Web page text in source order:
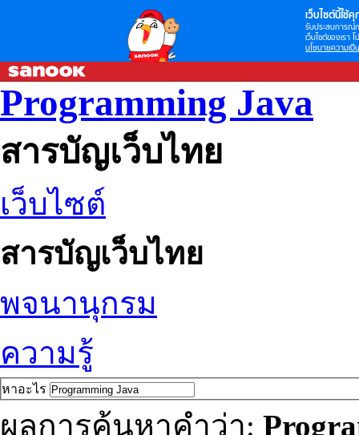
เว็บไซต์นี้ใช้คุ
รับประสบการณ์
เว็บไซต์ของเรา
นโยบายความเป็
Programming Java
สารบัญเว็บไทย
เว็บไซต์
สารบัญเว็บไทย
พจนานุกรม
ความรู้
หาอะไร
ผลการค้นหาคำว่า: